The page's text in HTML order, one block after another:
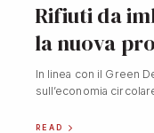
Rifiuti da
la nuova
In linea con il Green
sull’economia
READ